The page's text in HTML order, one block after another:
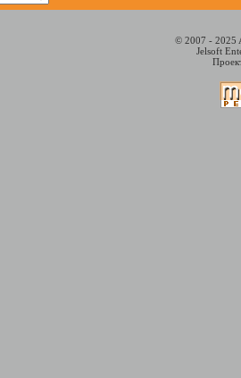
© 2007 - 2025
Jelsoft